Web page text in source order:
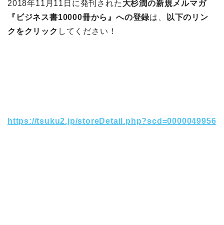
2018年11月11日に発刊された 大杉潤の新規メルマガ
『ビジネス書10000冊から』への登録は、
以下のリン
クをクリック してください！
https://tsuku2.jp/storeDetail.php?scd=0000049956